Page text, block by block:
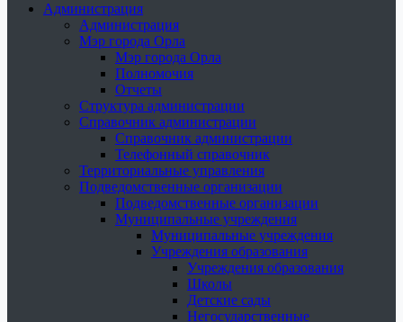
Администрация
Администрация
Мэр города Орла
Мэр города Орла
Полномочия
Отчеты
Структура администрации
Справочник администрации
Справочник администрации
Телефонный справочник
Территориальные управления
Подведомственные организации
Подведомственные организации
Муниципальные учреждения
Муниципальные учреждения
Учреждения образования
Учреждения образования
Школы
Детские сады
Негосударственные